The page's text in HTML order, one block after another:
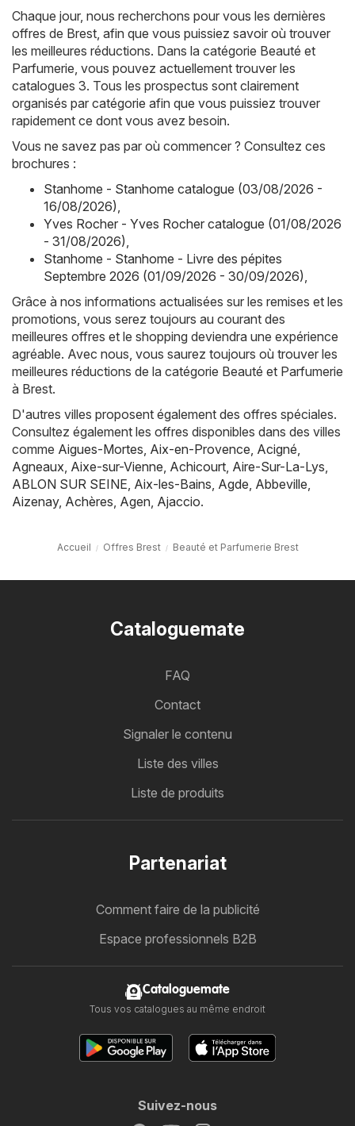
Chaque jour, nous recherchons pour vous les dernières
offres de Brest, afin que vous puissiez savoir où trouver
les meilleures réductions. Dans la catégorie Beauté et
Parfumerie, vous pouvez actuellement trouver les
catalogues 3. Tous les prospectus sont clairement
organisés par catégorie afin que vous puissiez trouver
rapidement ce dont vous avez besoin.
Vous ne savez pas par où commencer ? Consultez ces
brochures :
Stanhome - Stanhome catalogue (03/08/2026 -
16/08/2026),
Yves Rocher - Yves Rocher catalogue (01/08/2026
- 31/08/2026),
Stanhome - Stanhome - Livre des pépites
Septembre 2026 (01/09/2026 - 30/09/2026),
Grâce à nos informations actualisées sur les remises et les
promotions, vous serez toujours au courant des
meilleures offres et le shopping deviendra une expérience
agréable. Avec nous, vous saurez toujours où trouver les
meilleures réductions de la catégorie Beauté et Parfumerie
à Brest.
D'autres villes proposent également des offres spéciales.
Consultez également les offres disponibles dans des villes
comme Aigues-Mortes, Aix-en-Provence, Acigné,
Agneaux, Aixe-sur-Vienne, Achicourt, Aire-Sur-La-Lys,
ABLON SUR SEINE, Aix-les-Bains, Agde, Abbeville,
Aizenay, Achères, Agen, Ajaccio.
Accueil Offres Brest Beauté et Parfumerie Brest
Cataloguemate
FAQ
Contact
Signaler le contenu
Liste des villes
Liste de produits
Partenariat
Comment faire de la publicité
Espace professionnels B2B
Cataloguemate
Tous vos catalogues au même endroit
Suivez-nous